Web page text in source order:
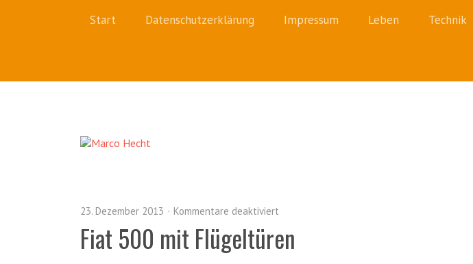
Start Datenschutzerklärung Impressum Leben Technik
23. Dezember 2013 Kommentare deaktiviert
Fiat 500 mit Flügeltüren